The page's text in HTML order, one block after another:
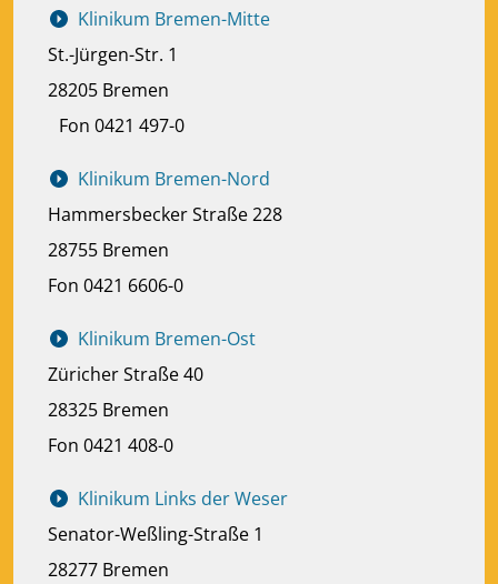
Klinikum Bremen-Mitte
St.-Jürgen-Str. 1
28205 Bremen
Fon 0421 497-0
Klinikum Bremen-Nord
Hammersbecker Straße 228
28755 Bremen
Fon 0421 6606-0
Klinikum Bremen-Ost
Züricher Straße 40
28325 Bremen
Fon 0421 408-0
Klinikum Links der Weser
Senator-Weßling-Straße 1
28277 Bremen